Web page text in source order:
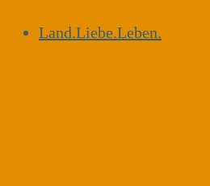
Land.Liebe.Leben.